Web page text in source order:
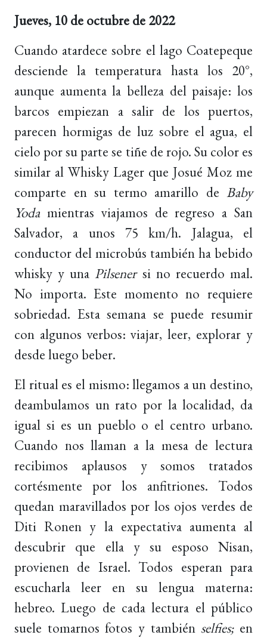
Jueves, 10 de octubre de 2022
Cuando atardece sobre el lago Coatepeque
desciende la temperatura hasta los 20°,
aunque aumenta la belleza del paisaje: los
barcos empiezan a salir de los puertos,
parecen hormigas de luz sobre el agua, el
cielo por su parte se tiñe de rojo. Su color es
similar al Whisky Lager que Josué Moz me
comparte en su termo amarillo de Baby
Yodamientras viajamos de regreso a San
Salvador, a unos 75 km/h. Jalagua, el
conductor del microbús también ha bebido
whisky y unaPilsenersi no recuerdo mal.
No importa. Este momento no requiere
sobriedad. Esta semana se puede resumir
con algunos verbos: viajar, leer, explorar y
desde luego beber.
El ritual es el mismo: llegamos a un destino,
deambulamos un rato por la localidad, da
igual si es un pueblo o el centro urbano.
Cuando nos llaman a la mesa de lectura
recibimos aplausos y somos tratados
cortésmente por los anfitriones. Todos
quedan maravillados por los ojos verdes de
Diti Ronen y la expectativa aumenta al
descubrir que ella y su esposo Nisan,
provienen de Israel. Todos esperan para
escucharla leer en su lengua materna:
hebreo. Luego de cada lectura el público
suele tomarnos fotos y también selfies; en